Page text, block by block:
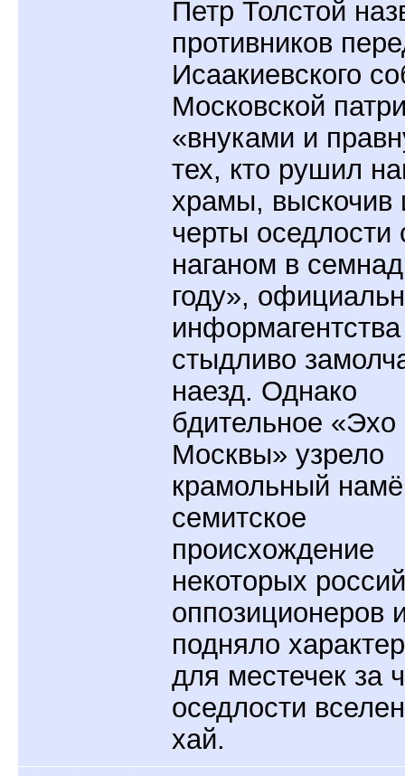
Петр Толстой
противников
Исаакиевского
Московской
«внуками и
тех, кто рушил
храмы, выскочив
черты оседлости
наганом в
году»,
информагентства
стыдливо
наезд. Однако
бдительное «Эхо
Москвы» узрело
крамольный
семитское
происхождение
некоторых
оппозиционеров
подняло
для местечек за
оседлости
хай.